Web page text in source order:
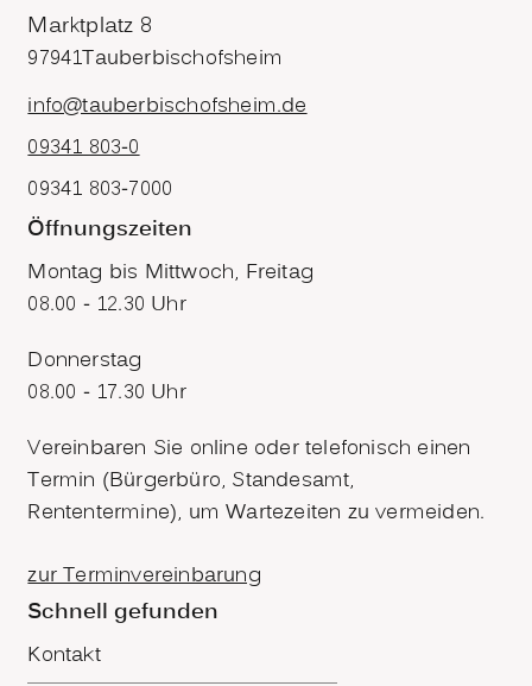
Marktplatz 8
97941Tauberbischofsheim
info@tauberbischofsheim.de
09341 803-0
09341 803-7000
Öffnungszeiten
Montag bis Mittwoch, Freitag
08.00 - 12.30 Uhr
Donnerstag
08.00 - 17.30 Uhr
Vereinbaren Sie online oder telefonisch einen
Termin (Bürgerbüro, Standesamt,
Rententermine), um Wartezeiten zu vermeiden.
zur Terminvereinbarung
Schnell gefunden
Kontakt